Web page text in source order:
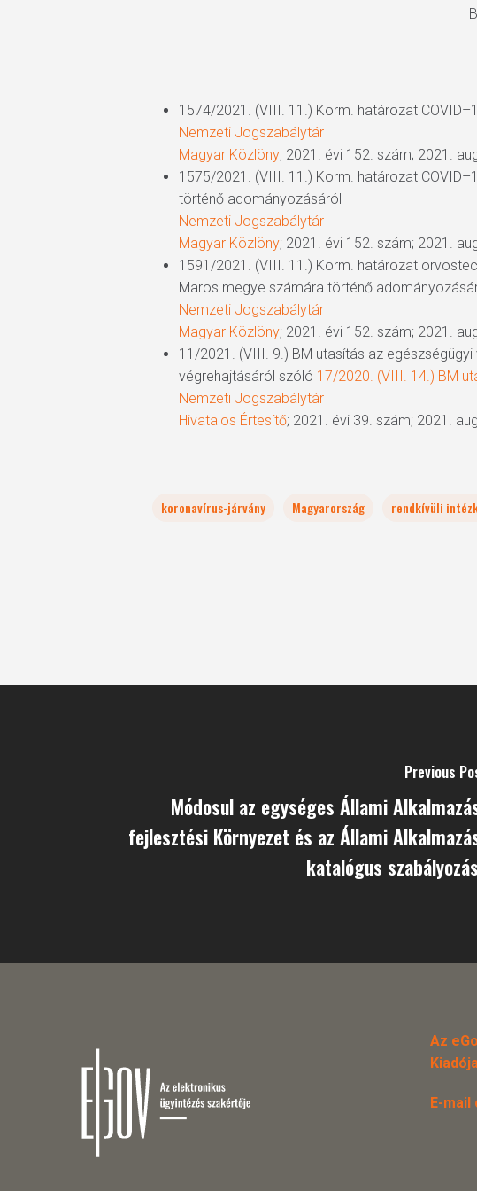
1574/2021. (VIII. 11.) Korm. határozat
Nemzeti Jogszabálytár
Magyar Közlöny; 2021. évi 152. szám; 2021.
1575/2021. (VIII. 11.) Korm. határozat
történő adományozásáról
Nemzeti Jogszabálytár
Magyar Közlöny; 2021. évi 152. szám; 2021.
1591/2021. (VIII. 11.) Korm. határozat
Maros megye számára történő
Nemzeti Jogszabálytár
Magyar Közlöny; 2021. évi 152. szám; 2021.
11/2021. (VIII. 9.) BM utasítás az
végrehajtásáról szóló 17/2020. (VIII. 14.) BM
Nemzeti Jogszabálytár
Hivatalos Értesítő; 2021. évi 39. szám; 2021.
koronavírus-járvány Magyarország rendkívüli
Previous
Módosul az egységes Állami
fejlesztési Környezet és az Állami
katalógus
Az
E-mail